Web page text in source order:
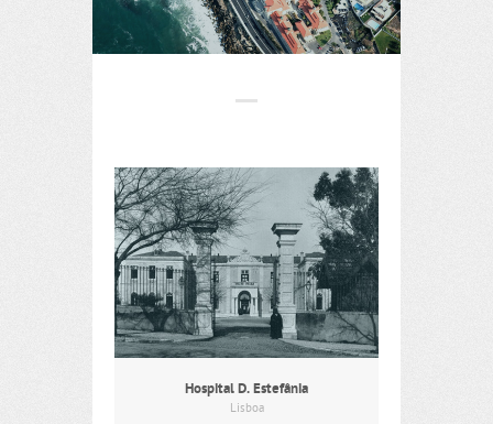
Hospital D. Estefânia
Lisboa